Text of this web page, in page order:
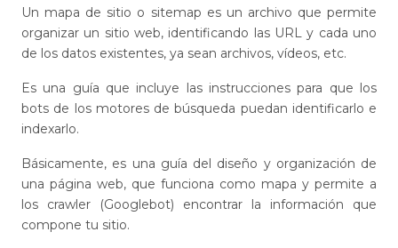
Un mapa de sitio o sitemap es un archivo que permite
organizar un sitio web, identificando las URL y cada uno
de los datos existentes, ya sean archivos, vídeos, etc.
Es una guía que incluye las instrucciones para que los
bots de los motores de búsqueda puedan identificarlo e
indexarlo.
Básicamente, es una guía del diseño y organización de
una página web, que funciona como mapa y permite a
los crawler (Googlebot) encontrar la información que
compone tu sitio.